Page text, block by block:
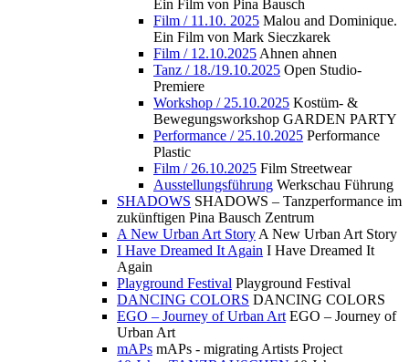
Ein Film von Pina Bausch
Film / 11.10. 2025 Malou and Dominique.
Ein Film von Mark Sieczkarek
Film / 12.10.2025 Ahnen ahnen
Tanz / 18./19.10.2025 Open Studio-
Premiere
Workshop / 25.10.2025 Kostüm- &
Bewegungsworkshop GARDEN PARTY
Performance / 25.10.2025 Performance
Plastic
Film / 26.10.2025 Film Streetwear
Ausstellungsführung Werkschau Führung
SHADOWS SHADOWS – Tanzperformance im
zukünftigen Pina Bausch Zentrum
A New Urban Art Story A New Urban Art Story
I Have Dreamed It Again I Have Dreamed It
Again
Playground Festival Playground Festival
DANCING COLORS DANCING COLORS
EGO – Journey of Urban Art EGO – Journey of
Urban Art
mAPs mAPs - migrating Artists Project